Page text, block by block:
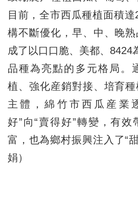
目前，全市西瓜種植面積
構不斷優化，早、中、晚
成了以口口脆、美都、8424
品種為亮點的多元格局。
植、強化産銷對接、培育
主體，綿竹市西瓜産業
好”向“賣得好”轉變，有
富，也為鄉村振興注入了“
娟）